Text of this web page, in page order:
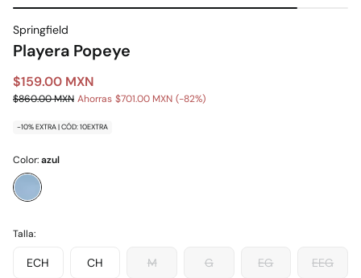
Springfield
Playera Popeye
$159.00 MXN
$860.00 MXN Ahorras $701.00 MXN 82
-10% EXTRA | CÓD: 10EXTRA
Color:azul
Talla:
ECH CH M G EG EEG